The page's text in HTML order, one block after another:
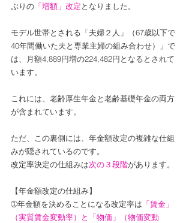
ぶりの 「増額」改定となりました。
モデル世帯とされる「夫婦２人」（67歳以下で
40年間働いた夫と専業主婦の組み合わせ）」で
は、月額4,889円増の224,482円となるとされて
います。
これには、老齢厚生年金と老齢基礎年金の両方
が含まれています。
ただ、この裏側には、年金額改定の複雑な仕組
みが隠されているのです。
改定率決定の仕組みは次の３段階があります。
【年金額改定の仕組み】
➀年金額を決めることになる改定率は 「賃金」
（実質賃金変動率）と「物価」（物価変動